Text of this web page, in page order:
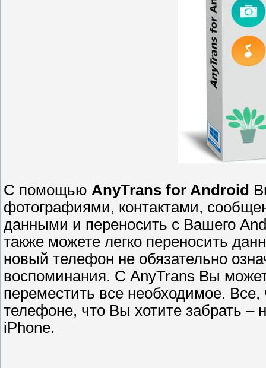
С помощью AnyTrans for Android
фотографиями, контактами,
данными и переносить с Вашего
также можете легко переносить
новый телефон не обязательно
воспоминания. С AnyTrans Вы
переместить все необходимое.
телефоне, что Вы хотите забрать –
iPhone.